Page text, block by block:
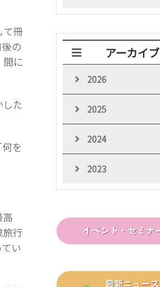
て冊
の
間に
た
を
高
行
い
アーカイブ
2026
2025
2024
2023